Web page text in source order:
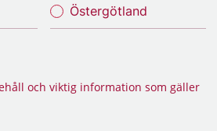
Östergötland
och viktig information som gäller